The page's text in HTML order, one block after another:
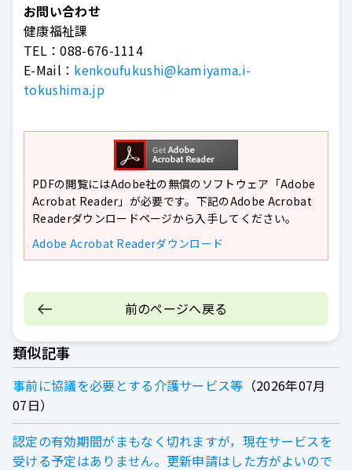
お問い合わせ
健康福祉課
TEL：088-676-1114
E-Mail： kenkoufukushi@kamiyama.i-
tokushima.jp
PDFの閲覧にはAdobe社の無償のソフトウェア「Adobe
Acrobat Reader」が必要です。下記のAdobe Acrobat
Readerダウンロードページから入手してください。
Adobe Acrobat Readerダウンロード
前のページへ戻る
類似記事
事前に協議を必要とする介護サービス等
2026年07月
07日
認定の有効期間がまもなく切れますが，現在サービスを
受ける予定はありません。更新申請はした方がよいので